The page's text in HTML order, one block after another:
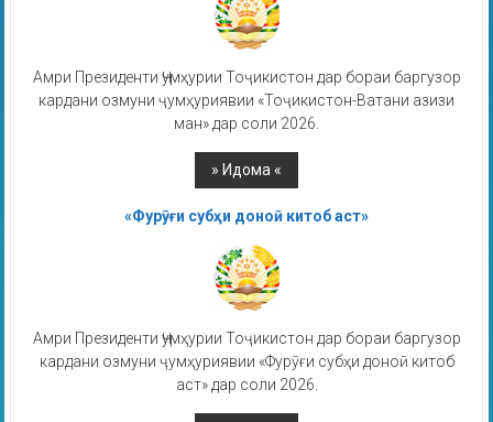
Амри Президенти Ҷумҳурии Тоҷикистон дар бораи баргузор
кардани озмуни ҷумҳуриявии «Тоҷикистон-Ватани азизи
ман» дар соли 2026.
«Фурӯғи субҳи доноӣ китоб аст»
Амри Президенти Ҷумҳурии Тоҷикистон дар бораи баргузор
кардани озмуни ҷумҳуриявии «Фурӯғи субҳи доноӣ китоб
аст» дар соли 2026.